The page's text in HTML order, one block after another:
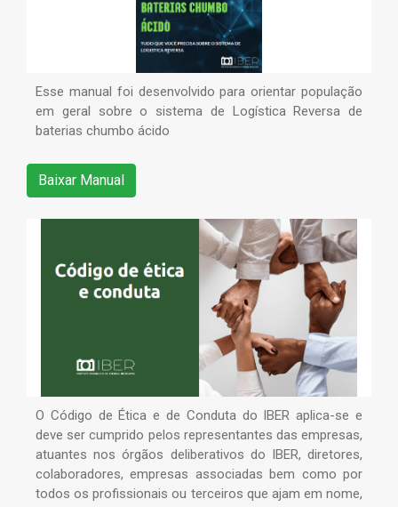
Esse manual foi desenvolvido para orientar população
em geral sobre o sistema de Logística Reversa de
baterias chumbo ácido
Baixar Manual
O Código de Ética e de Conduta do IBER aplica-se e
deve ser cumprido pelos representantes das empresas,
atuantes nos órgãos deliberativos do IBER, diretores,
colaboradores, empresas associadas bem como por
todos os profissionais ou terceiros que ajam em nome,